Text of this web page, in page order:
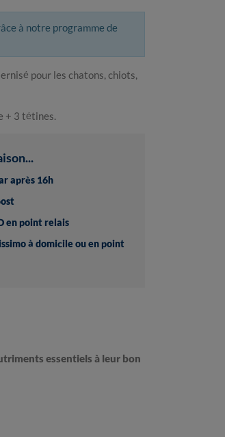
à notre programme de
pour les chatons, chiots,
+ 3 tétines.
après 16h
en point relais
à domicile ou en point
essentiels à leur bon